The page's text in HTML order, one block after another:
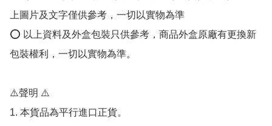
上圖片及文字僅供參考，一切以實物為準
⭕️ 以上資料及外盒包裝只供參考，商品外盒原廠有更換新
包裝權利，一切以實物為準。
⚠️聲明 ⚠️
1. 本貨品為平行進口正貨。